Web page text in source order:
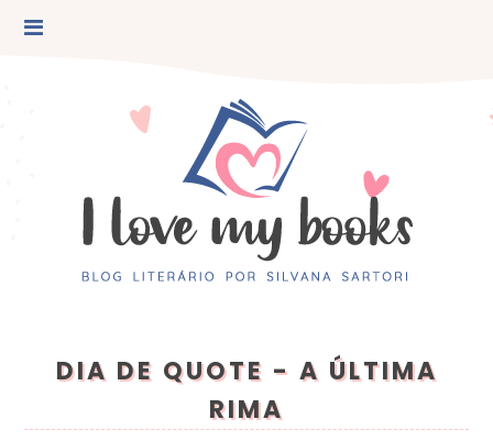
DIA DE QUOTE - A ÚLTIMA
RIMA